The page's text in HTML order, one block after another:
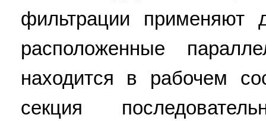
фильтрации применяют
расположенные
находится в рабочем
секция